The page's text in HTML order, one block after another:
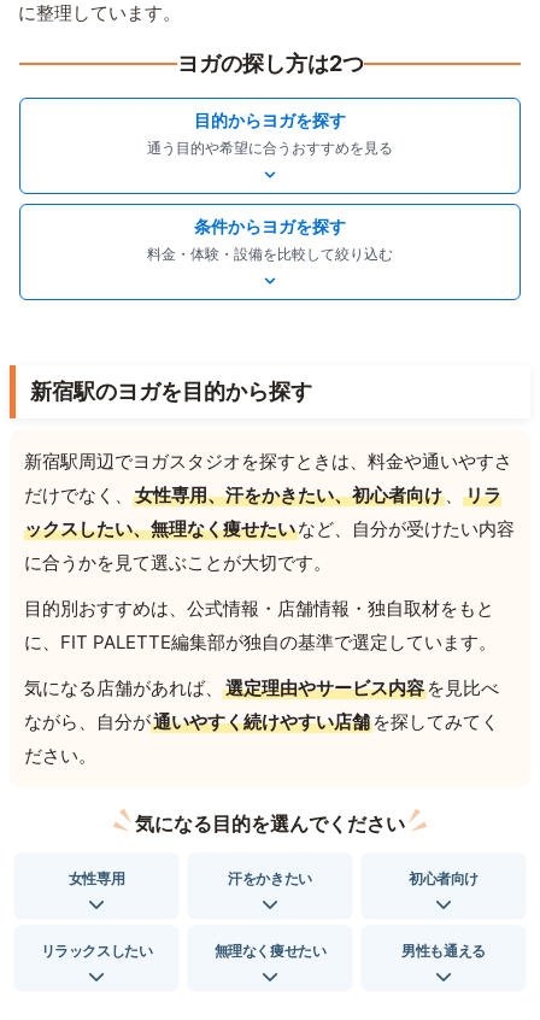
に整理しています。
ヨガの探し方は2つ
目的からヨガを探す
通う目的や希望に合うおすすめを見る
条件からヨガを探す
料金・体験・設備を比較して絞り込む
新宿駅のヨガを目的から探す
新宿駅周辺でヨガスタジオを探すときは、料金や通いやすさ
だけでなく、
女性専用、汗をかきたい、初心者向け 、
リラ
ックスしたい、無理なく痩せたいなど、自分が受けたい内容
に合うかを見て選ぶことが大切です。
目的別おすすめは、公式情報・店舗情報・独自取材をもと
に、FIT PALETTE編集部が独自の基準で選定しています。
気になる店舗があれば、
選定理由やサービス内容 を見比べ
ながら、自分が通いやすく続けやすい店舗 を探してみてく
ださい。
気になる目的を選んでください
女性専用 汗をかきたい 初心者向け
リラックスしたい 無理なく痩せたい 男性も通える